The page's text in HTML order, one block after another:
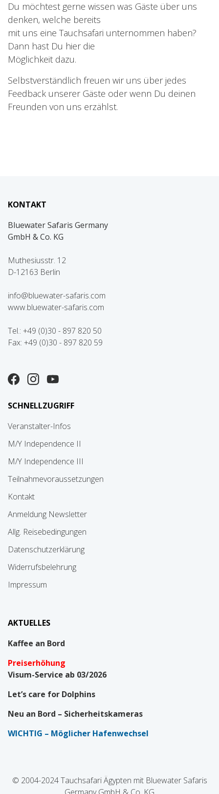
Du möchtest gerne wissen was Gäste über uns
denken, welche bereits
mit uns eine Tauchsafari unternommen haben?
Dann hast Du hier die
Möglichkeit dazu.
Selbstverständlich freuen wir uns über jedes
Feedback unserer Gäste oder wenn Du deinen
Freunden von uns erzählst.
KONTAKT
Bluewater Safaris Germany
GmbH & Co. KG
Muthesiusstr. 12
D-12163 Berlin
info@bluewater-safaris.com
www.bluewater-safaris.com
Tel.: +49 (0)30 - 897 820 50
Fax: +49 (0)30 - 897 820 59
SCHNELLZUGRIFF
Veranstalter-Infos
M/Y Independence II
M/Y Independence III
Teilnahmevoraussetzungen
Kontakt
Anmeldung Newsletter
Allg. Reisebedingungen
Datenschutzerklärung
Widerrufsbelehrung
Impressum
AKTUELLES
Kaffee an Bord
Preiserhöhung
Visum-Service ab 03/2026
Let’s care for Dolphins
Neu an Bord – Sicherheitskameras
WICHTIG – Möglicher Hafenwechsel
© 2004-2024 Tauchsafari Ägypten mit Bluewater Safaris